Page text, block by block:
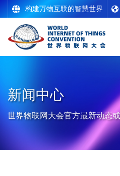
构建万物互联的智慧世界
新闻中心
世界物联网大会官方最新动态